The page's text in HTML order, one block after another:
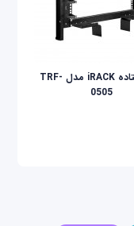
رک ایستاده iRACK مدل TRF-
0505